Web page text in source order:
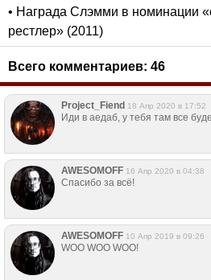
• Награда Слэмми в номинации
рестлер» (2011)
Всего комментариев: 46
Project_Fiend 18 Апр 2020 в 17:52
Иди в аедаб, у тебя там все
AWESOMOFF 16 Апр 2020 в 04:38
Спасибо за всё!
AWESOMOFF 10 Апр 2019 в 09:26
WOO WOO WOO!